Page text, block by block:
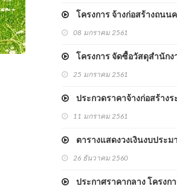
โครงการ จ้างก่อสร้างถนน
08 มกราคม 2561
โครงการ จัดซื้อวัสดุสำนักง
25 มกราคม 2561
ประกวดราคาจ้างก่อสร้าง
11 มกราคม 2561
ตารางแสดงวงเงินงบประ
26 ธันวาคม 2560
ประกาศราคากลาง โครงก